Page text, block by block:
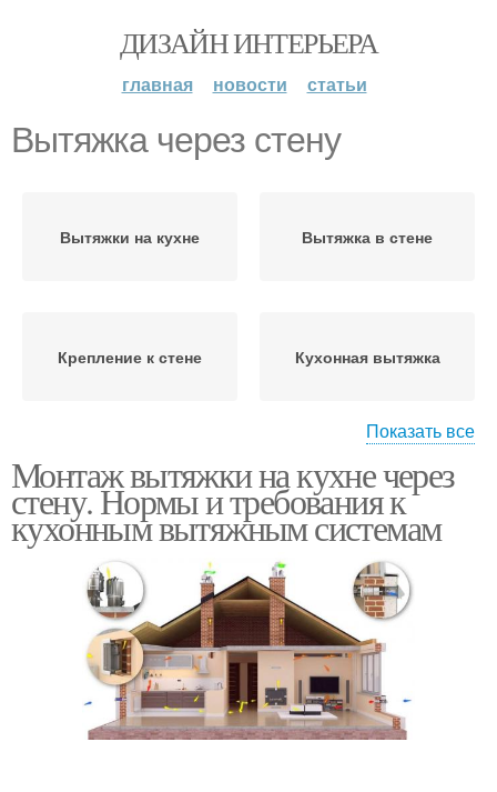
ДИЗАЙН ИНТЕРЬЕРА
главная новости статьи
Вытяжка через стену
Вытяжки на кухне Вытяжка в стене
Крепление к стене Кухонная вытяжка
Вытяжки с выводом Вытяжки на кухню
Требования к вытяжке Вытяжка на улицу
Закон про вытяжку Вытяжки от плиты
Показать все
Монтаж вытяжки на кухне через
стену. Нормы и требования к
кухонным вытяжным системам